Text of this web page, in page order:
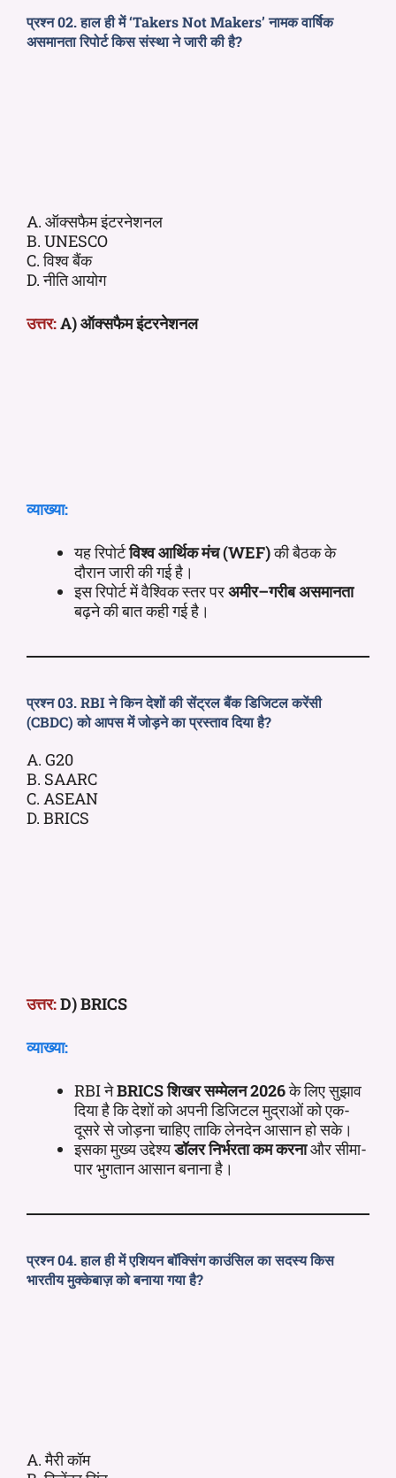
प्रश्न 02. हाल ही में ‘Takers Not Makers’ नामक वार्षिक
असमानता रिपोर्ट किस संस्था ने जारी की है?
A. ऑक्सफैम इंटरनेशनल
B. UNESCO
C. विश्व बैंक
D. नीति आयोग
उत्तर:A) ऑक्सफैम इंटरनेशनल
व्याख्या:
यह रिपोर्टविश्व आर्थिक मंच (WEF)की बैठक के
दौरान जारी की गई है।
इस रिपोर्ट में वैश्विक स्तर परअमीर–गरीब असमानता
बढ़ने की बात कही गई है।
प्रश्न 03. RBI ने किन देशों की सेंट्रल बैंक डिजिटल करेंसी
(CBDC) को आपस में जोड़ने का प्रस्ताव दिया है?
A. G20
B. SAARC
C. ASEAN
D. BRICS
उत्तर:D) BRICS
व्याख्या:
RBI नेBRICS शिखर सम्मेलन 2026के लिए सुझाव
दिया है कि देशों को अपनी डिजिटल मुद्राओं को एक-
दूसरे से जोड़ना चाहिए ताकि लेनदेन आसान हो सके।
इसका मुख्य उद्देश्यडॉलर निर्भरता कम करनाऔर सीमा-
पार भुगतान आसान बनाना है।
प्रश्न 04.हाल ही मेंएशियन बॉक्सिंग काउंसिल का सदस्य किस
भारतीय मुक्केबाज़ को बनाया गया है?
A. मैरी कॉम